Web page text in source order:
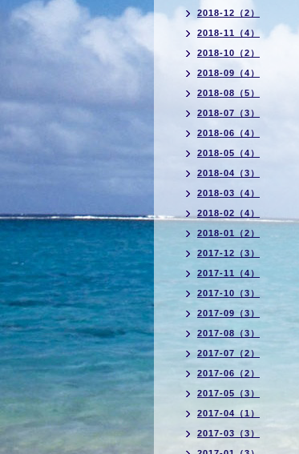
2018-12（2）
2018-11（4）
2018-10（2）
2018-09（4）
2018-08（5）
2018-07（3）
2018-06（4）
2018-05（4）
2018-04（3）
2018-03（4）
2018-02（4）
2018-01（2）
2017-12（3）
2017-11（4）
2017-10（3）
2017-09（3）
2017-08（3）
2017-07（2）
2017-06（2）
2017-05（3）
2017-04（1）
2017-03（3）